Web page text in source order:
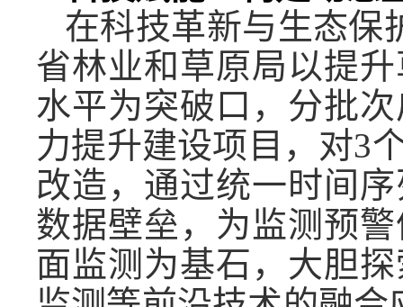
在科技革新与生态保
省林业和草原局以提
水平为突破口，分批
力提升建设项目，对3
改造，通过统一时间
数据壁垒，为监测预
面监测为基石，大胆